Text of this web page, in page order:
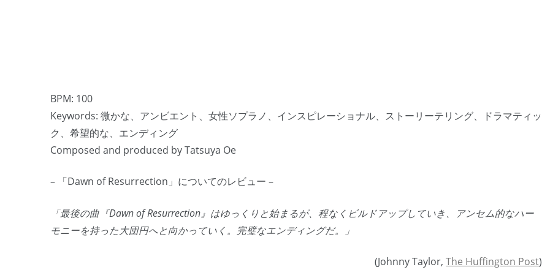
BPM: 100
Keywords: 微かな、アンビエント、女性ソプラノ、インスピレーショナル、ストーリーテリング、ドラマティッ
ク、希望的な、エンディング
Composed and produced by Tatsuya Oe
– 「Dawn of Resurrection」についてのレビュー –
「最後の曲『Dawn of Resurrection』はゆっくりと始まるが、程なくビルドアップしていき、アンセム的なハー
モニーを持った大団円へと向かっていく。完璧なエンディングだ。」
(Johnny Taylor,The Huffington Post)